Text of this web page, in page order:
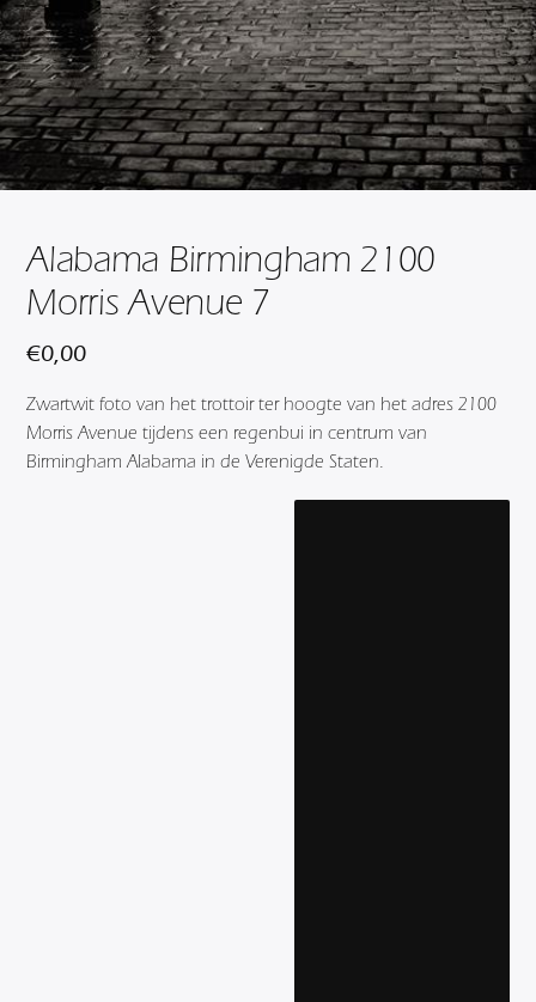
Alabama Birmingham 2100
Morris Avenue 7
€0,00
Zwartwit foto van het trottoir ter hoogte van het adres 2100
Morris Avenue tijdens een regenbui in centrum van
Birmingham Alabama in de Verenigde Staten.